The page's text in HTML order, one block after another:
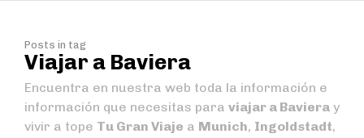
Posts in tag
Viajar a Baviera
Encuentra en nuestra web toda la información e
información que necesitas para viajar a Baviera y
vivir a tope Tu Gran Viaje a Munich, Ingoldstadt,